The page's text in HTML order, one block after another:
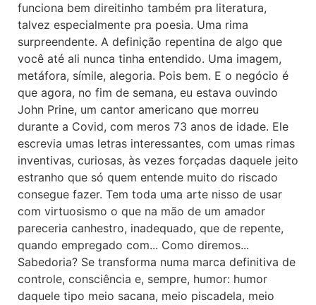
funciona bem direitinho também pra literatura,
talvez especialmente pra poesia. Uma rima
surpreendente. A definição repentina de algo que
você até ali nunca tinha entendido. Uma imagem,
metáfora, símile, alegoria. Pois bem. E o negócio é
que agora, no fim de semana, eu estava ouvindo
John Prine, um cantor americano que morreu
durante a Covid, com meros 73 anos de idade. Ele
escrevia umas letras interessantes, com umas rimas
inventivas, curiosas, às vezes forçadas daquele jeito
estranho que só quem entende muito do riscado
consegue fazer. Tem toda uma arte nisso de usar
com virtuosismo o que na mão de um amador
pareceria canhestro, inadequado, que de repente,
quando empregado com... Como diremos...
Sabedoria? Se transforma numa marca definitiva de
controle, consciência e, sempre, humor: humor
daquele tipo meio sacana, meio piscadela, meio